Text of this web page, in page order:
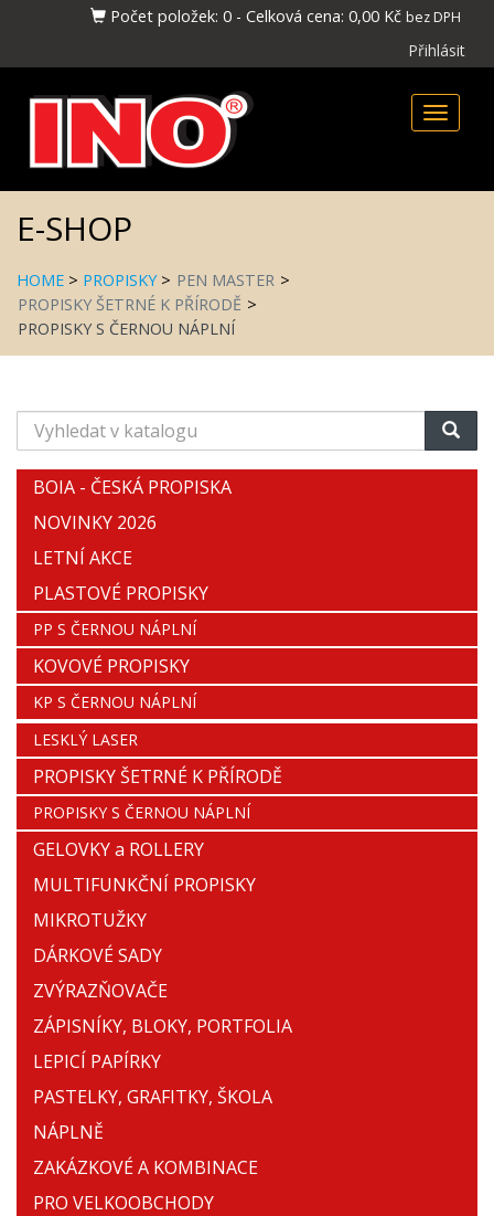
Počet položek: 0 - Celková cena: 0,00 Kč bez DPH
Přihlásit
Toggle
E-SHOP
HOME > PROPISKY> PEN MASTER >
PROPISKY ŠETRNÉ K PŘÍRODĚ >
PROPISKY S ČERNOU NÁPLNÍ
Vyhledat
v
katalogu
BOIA - ČESKÁ PROPISKA
NOVINKY 2026
LETNÍ AKCE
PLASTOVÉ PROPISKY
PP S ČERNOU NÁPLNÍ
KOVOVÉ PROPISKY
KP S ČERNOU NÁPLNÍ
LESKLÝ LASER
PROPISKY ŠETRNÉ K PŘÍRODĚ
PROPISKY S ČERNOU NÁPLNÍ
GELOVKY a ROLLERY
MULTIFUNKČNÍ PROPISKY
MIKROTUŽKY
DÁRKOVÉ SADY
ZVÝRAZŇOVAČE
ZÁPISNÍKY, BLOKY, PORTFOLIA
LEPICÍ PAPÍRKY
PASTELKY, GRAFITKY, ŠKOLA
NÁPLNĚ
ZAKÁZKOVÉ A KOMBINACE
PRO VELKOOBCHODY